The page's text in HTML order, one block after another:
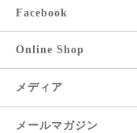
Facebook
Online Shop
メディア
メールマガジン